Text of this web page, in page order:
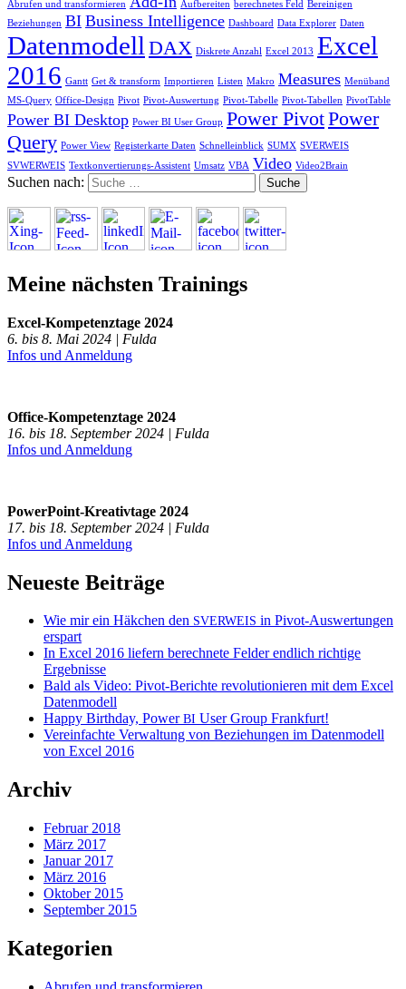
Abrufen und transformieren Aufbereiten berechnetes Feld Bereinigen
Beziehungen BI Business Intelligence Dashboard Data Explorer Daten
Datenmodell DAX Diskrete Anzahl Excel 2013 Excel
2016 Gantt Get & transform Importieren Listen Makro Measures Menüband
MS-Query Office-Design Pivot Pivot-Auswertung Pivot-Tabelle Pivot-Tabellen PivotTable
Power BI Desktop Power BI User Group Power PivotPower
Query Power View Registerkarte Daten Schnelleinblick SUMX SVERWEIS
SVWERWEIS Textkonvertierungs-Assistent Umsatz VBA Video Video2Brain
Suchen nach:
Meine nächsten Trainings
Excel-Kompetenztage 2024
6. bis 8. Mai 2024 | Fulda
Infos und Anmeldung
Office-Kompetenztage 2024
16. bis 18. September 2024 | Fulda
Infos und Anmeldung
PowerPoint-Kreativtage 2024
17. bis 18. September 2024 | Fulda
Infos und Anmeldung
Neueste Beiträge
Wie mir ein Häkchen den SVERWEIS in Pivot-Auswertungen
erspart
In Excel 2016 liefern berechnete Felder endlich richtige
Ergebnisse
Bald als Video: Pivot-Berichte revolutionieren mit dem Excel
Datenmodell
Happy Birthday, PowerBI User Group Frankfurt!
Vereinfachte Verwaltung von Beziehungen im Datenmodell
von Excel 2016
Archiv
Februar 2018
März 2017
Januar 2017
März 2016
Oktober 2015
September 2015
Kategorien